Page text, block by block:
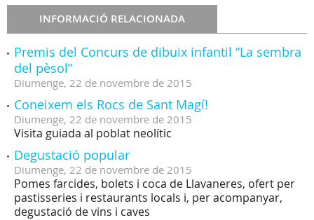
INFORMACIÓ RELACIONADA
Premis del Concurs de dibuix infantil “La sembra
del pèsol”
Diumenge, 22 de novembre de 2015
Coneixem els Rocs de Sant Magí!
Diumenge, 22 de novembre de 2015
Visita guiada al poblat neolític
Degustació popular
Diumenge, 22 de novembre de 2015
Pomes farcides, bolets i coca de Llavaneres, ofert per
pastisseries i restaurants locals i, per acompanyar,
degustació de vins i caves